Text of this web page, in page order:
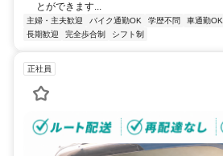
とができます...
主婦・主夫歓迎 バイク通勤OK 学歴不問 車通勤OK
長期歓迎
完全歩合制 シフト制
正社員